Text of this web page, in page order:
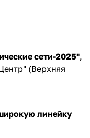
сети-2025",
(Верхняя
линейку